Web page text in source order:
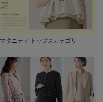
マタニティ トップスカテゴリ